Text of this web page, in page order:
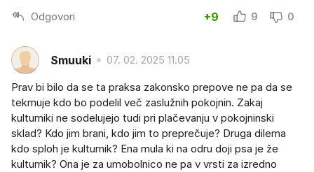
Odgovori +9 9 0
Smuuki 07. 02. 2025 11.05
Prav bi bilo da se ta praksa zakonsko prepove ne pa da se
tekmuje kdo bo podelil več zaslužnih pokojnin. Zakaj
kulturniki ne sodelujejo tudi pri plačevanju v pokojninski
sklad? Kdo jim brani, kdo jim to preprečuje? Druga dilema
kdo sploh je kulturnik? Ena mula ki na odru doji psa je že
kulturnik? Ona je za umobolnico ne pa v vrsti za izredno